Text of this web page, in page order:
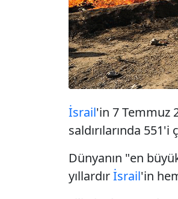
İsrail'in 7 Temmuz
saldırılarında
Dünyanın "en
yıllardırİsrail'in